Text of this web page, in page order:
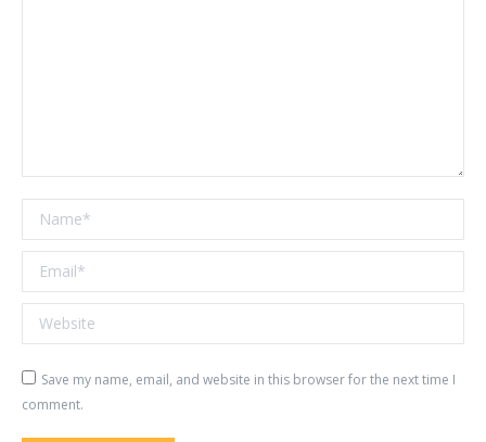
Name *
Email *
Website
Save my name, email, and website in this browser for the next time I
comment.